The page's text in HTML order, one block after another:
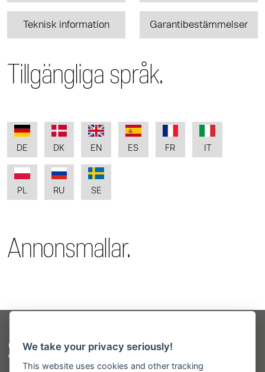
Teknisk information Garantibestämmelser
Tillgängliga språk.
DE DK EN ES FR
PL RU SE
Annonsmallar.
Sitemap
We take your privacy seriously!
This website uses cookies and other tracking